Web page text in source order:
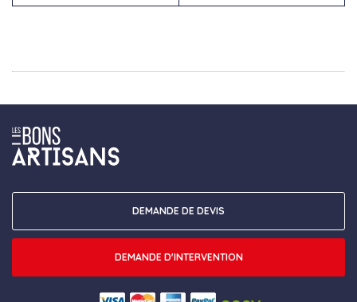
DEMANDE DE DEVIS
DEMANDE D'INTERVENTION